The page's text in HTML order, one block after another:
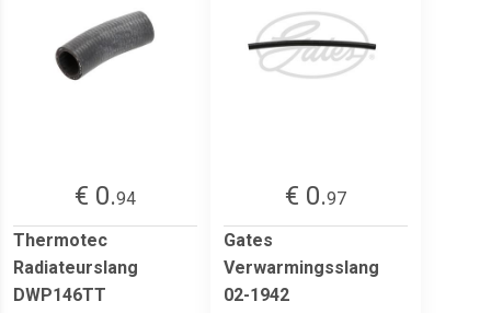
€ 0.94
Thermotec
Radiateurslang
DWP146TT
€ 0.97
Gates
Verwarmingsslang
02-1942